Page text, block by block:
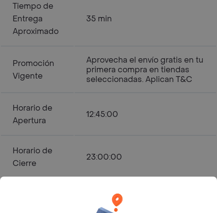
Tiempo de
Entrega
Aproximado
35 min
Promoción
Vigente
Aprovecha el envío gratis en tu
primera compra en tiendas
seleccionadas. Aplican T&C
Horario de
Apertura
12:45:00
Horario de
Cierre
23:00:00